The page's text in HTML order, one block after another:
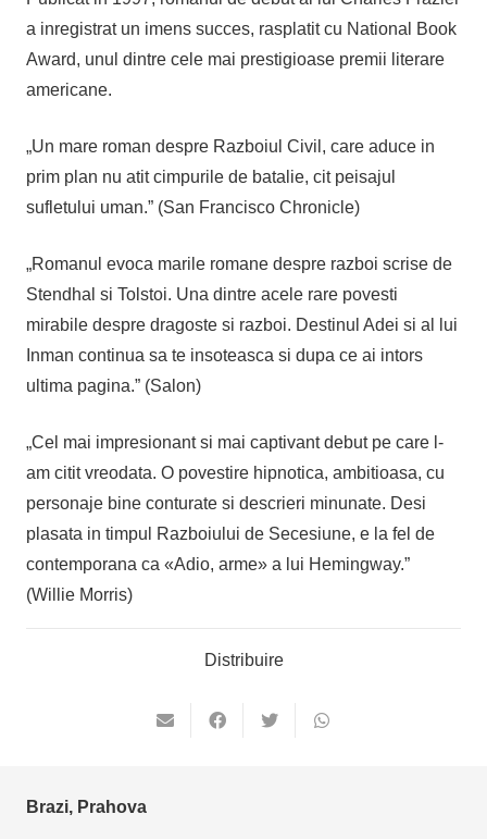
a inregistrat un imens succes, rasplatit cu National Book
Award, unul dintre cele mai prestigioase premii literare
americane.
„Un mare roman despre Razboiul Civil, care aduce in
prim plan nu atit cimpurile de batalie, cit peisajul
sufletului uman.” (San Francisco Chronicle)
„Romanul evoca marile romane despre razboi scrise de
Stendhal si Tolstoi. Una dintre acele rare povesti
mirabile despre dragoste si razboi. Destinul Adei si al lui
Inman continua sa te insoteasca si dupa ce ai intors
ultima pagina.” (Salon)
„Cel mai impresionant si mai captivant debut pe care l-
am citit vreodata. O povestire hipnotica, ambitioasa, cu
personaje bine conturate si descrieri minunate. Desi
plasata in timpul Razboiului de Secesiune, e la fel de
contemporana ca «Adio, arme» a lui Hemingway.”
(Willie Morris)
Distribuire
Brazi, Prahova